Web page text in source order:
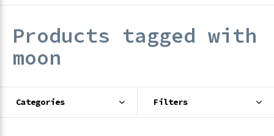
Products tagged with
moon
Categories Filters